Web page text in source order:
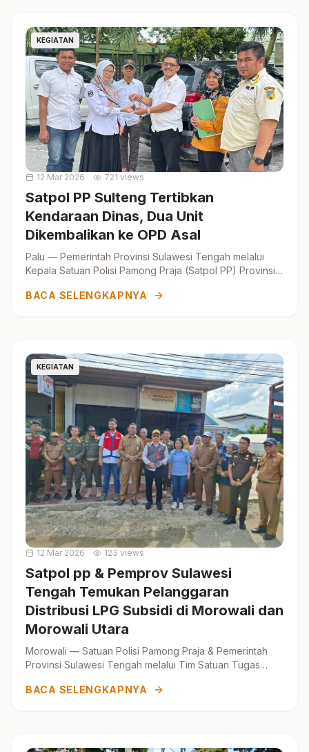
KEGIATAN
12 Mar 2026 721 views
Satpol PP Sulteng Tertibkan
Kendaraan Dinas, Dua Unit
Dikembalikan ke OPD Asal
Palu — Pemerintah Provinsi Sulawesi Tengah melalui
Kepala Satuan Polisi Pamong Praja (Satpol PP) Provinsi
BACA SELENGKAPNYA
KEGIATAN
12 Mar 2026 123 views
Satpol pp & Pemprov Sulawesi
Tengah Temukan Pelanggaran
Distribusi LPG Subsidi di Morowali dan
Morowali Utara
Morowali — Satuan Polisi Pamong Praja & Pemerintah
Provinsi Sulawesi Tengah melalui Tim Satuan Tugas
melaksanakan o...
BACA SELENGKAPNYA